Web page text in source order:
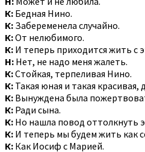
К: Бедная Нино.
К: Забеременела случайно.
К:От нелюбимого.
К: И теперь приходится жить с
Н: Нет, не надо меня жалеть.
К:Стойкая, терпеливая Нино.
К: Такая юная и такая красивая,
К: Вынуждена была
К: Ради сына.
К: Но нашла повод оттолкнуть
К: И теперь мы будем жить как
К: Как Иосиф с Марией.